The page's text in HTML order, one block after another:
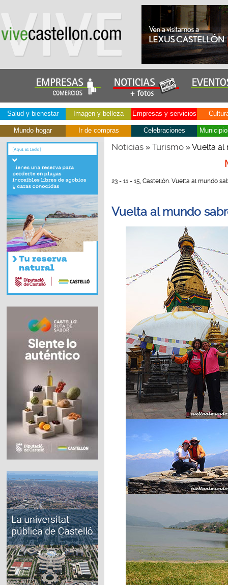
Salud y bienestar Imagen y belleza Empresas y servicios
Mundo hogar Ir de compras Celebraciones
Noticias» Turismo» Vuelta al
23 - 11 - 15, Castellón. Vuelta al mundo
Vuelta al mundo